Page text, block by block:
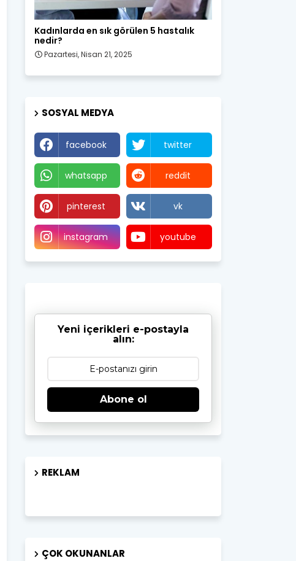
Kadın Sağlığı
Kadınlarda en sık görülen 5 hastalık
nedir?
Pazartesi, Nisan 21, 2025
SOSYAL MEDYA
facebook twitter
whatsapp reddit
pinterest vk
instagram youtube
Yeni içerikleri e-postayla
alın:
Abone ol
REKLAM
ÇOK OKUNANLAR